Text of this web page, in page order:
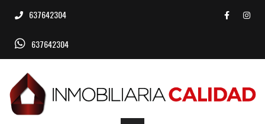
637642304
637642304